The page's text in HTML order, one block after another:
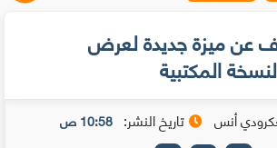
عن ميزة جديدة لعرض
أنس تاريخ النشر: 10:58 ص